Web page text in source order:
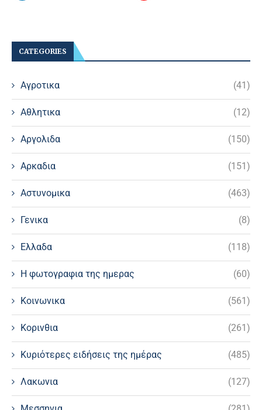
CATEGORIES
Αγροτικα (41)
Αθλητικα (12)
Αργολιδα (150)
Αρκαδια (151)
Αστυνομικα (463)
Γενικα (8)
Ελλαδα (118)
Η φωτογραφια της ημερας (60)
Κοινωνικα (561)
Κορινθια (261)
Κυριότερες ειδήσεις της ημέρας (485)
Λακωνια (127)